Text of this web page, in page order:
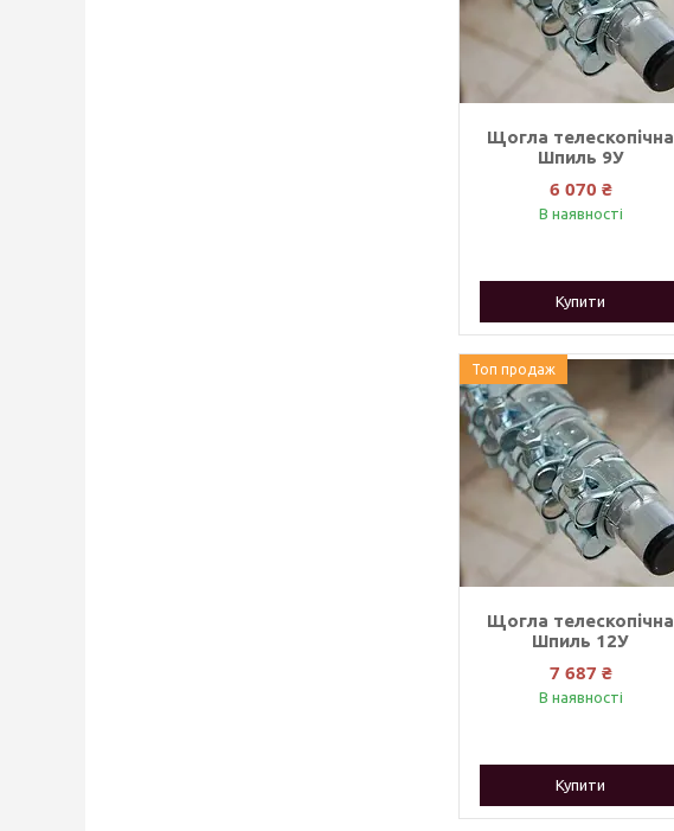
Щогла телескопічна
Шпиль 9У
6 070 ₴
В наявності
Купити
Топ продаж
Щогла телескопічна
Шпиль 12У
7 687 ₴
В наявності
Купити